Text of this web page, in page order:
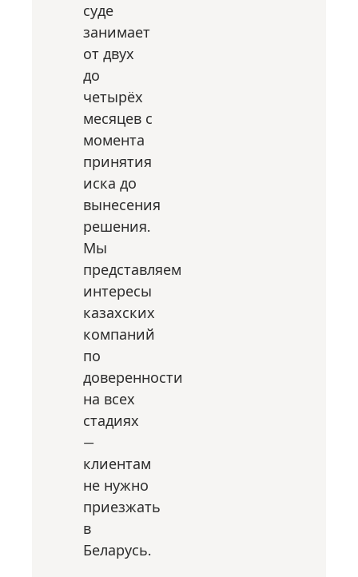
суде
занимает
от двух
до
четырёх
месяцев с
момента
принятия
иска до
вынесения
решения.
Мы
представляем
интересы
казахских
компаний
по
доверенности
на всех
стадиях
—
клиентам
не нужно
приезжать
в
Беларусь.